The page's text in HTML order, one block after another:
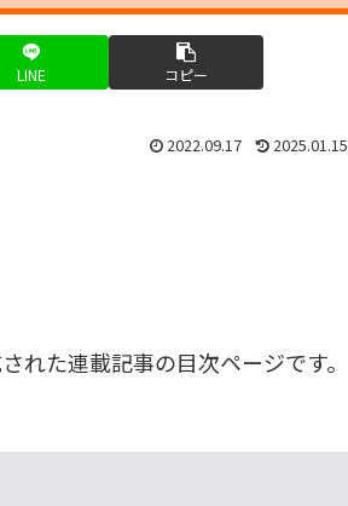
LINE コピー
2022.09.17 2025.01.15
れた連載記事の目次ページです。